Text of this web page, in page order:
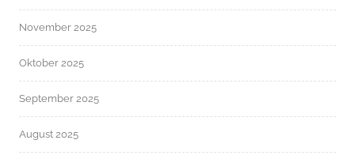
November 2025
Oktober 2025
September 2025
August 2025